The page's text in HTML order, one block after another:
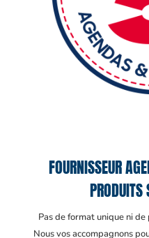
FOURNISSEUR
Pas de format unique ni
Nous vos accompagnons